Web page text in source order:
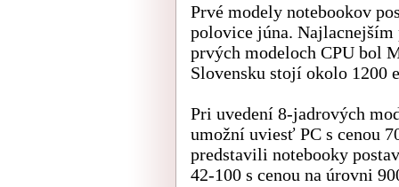
Prvé modely notebookov
polovice júna. Najlacnejším
prvých modeloch CPU bol
Slovensku stojí okolo 1200
Pri uvedení 8-jadrových
umožní uviesť PC s cenou
predstavili notebooky
42-100 s cenou na úrovni